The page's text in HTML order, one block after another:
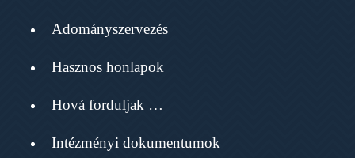
Adományszervezés
Hasznos honlapok
Hová forduljak …
Intézményi dokumentumok